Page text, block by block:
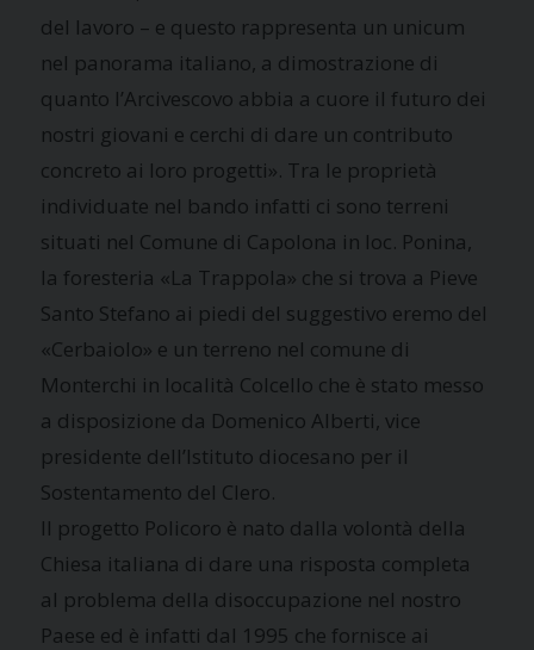
del lavoro – e questo rappresenta un unicum
nel panorama italiano, a dimostrazione di
quanto l’Arcivescovo abbia a cuore il futuro dei
nostri giovani e cerchi di dare un contributo
concreto ai loro progetti». Tra le proprietà
individuate nel bando infatti ci sono terreni
situati nel Comune di Capolona in loc. Ponina,
la foresteria «La Trappola» che si trova a Pieve
Santo Stefano ai piedi del suggestivo eremo del
«Cerbaiolo» e un terreno nel comune di
Monterchi in località Colcello che è stato messo
a disposizione da Domenico Alberti, vice
presidente dell’Istituto diocesano per il
Sostentamento del Clero.
Il progetto Policoro è nato dalla volontà della
Chiesa italiana di dare una risposta completa
al problema della disoccupazione nel nostro
Paese ed è infatti dal 1995 che fornisce ai